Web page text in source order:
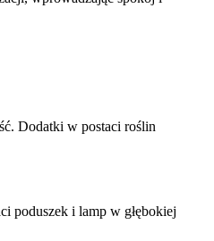
Dodatki w postaci roślin
poduszek i lamp w głębokiej